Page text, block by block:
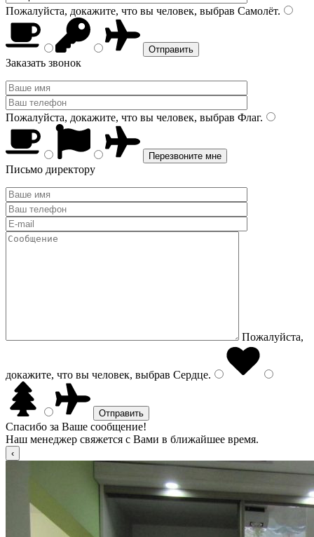
Пожалуйста, докажите, что вы человек, выбрав Самолёт.
Заказать звонок
Пожалуйста, докажите, что вы человек, выбрав Флаг.
Письмо директору
Пожалуйста,
докажите, что вы человек, выбрав Сердце.
Спасибо за Ваше сообщение!
Наш менеджер свяжется с Вами в ближайшее время.